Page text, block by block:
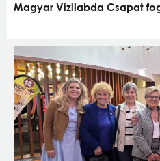
Magyar Vízilabda Csapat